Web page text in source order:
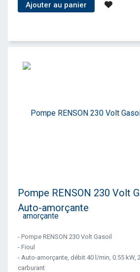
Ajouter au panier
Pompe RENSON 230 Volt
Auto-amorçante
- Pompe RENSON 230 Volt Gasoil
- Fioul
- Auto-amorçante, débit 40 l/min, 0.55 kW,
carburant